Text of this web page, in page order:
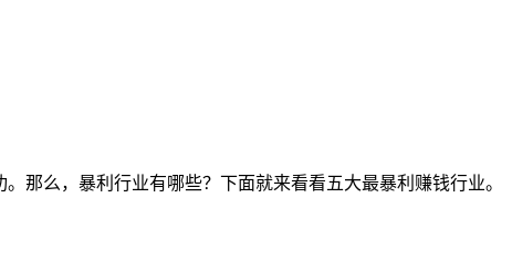
那么，暴利行业有哪些？下面就来看看五大最暴利赚钱行业。